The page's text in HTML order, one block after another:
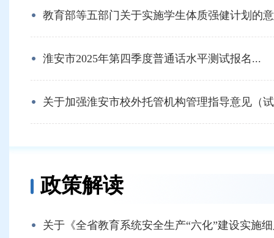
教育部等五部门关于实施学生体质强健计划的
淮安市2025年第四季度普通话水平测试报名...
关于加强淮安市校外托管机构管理指导意见（
政策解读
关于《全省教育系统安全生产“六化”建设实施